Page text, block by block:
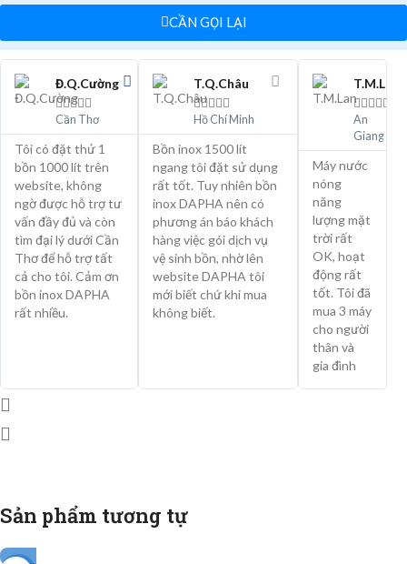
CẦN GỌI LẠI
Đ.Q.Cường

Cần Thơ
Tôi có đặt thử 1
bồn 1000 lít trên
website, không
ngờ được hỗ trợ tư
vấn đầy đủ và còn
tìm đại lý dưới Cần
Thơ để hỗ trợ tất
cả cho tôi. Cảm ơn
bồn inox DAPHA
rất nhiều.
T.Q.Châu

Hồ Chí Minh
Bồn inox 1500 lít
ngang tôi đặt sử dụng
rất tốt. Tuy nhiên bồn
inox DAPHA nên có
phương án báo khách
hàng việc gói dịch vụ
vệ sinh bồn, nhờ lên
website DAPHA tôi
mới biết chứ khi mua
không biết.
T.M.Lan

An
Giang
Máy nước
nóng
năng
lượng mặt
trời rất
OK, hoạt
động rất
tốt. Tôi đã
mua 3 máy
cho người
thân và
gia đình
Sản phẩm tương tự